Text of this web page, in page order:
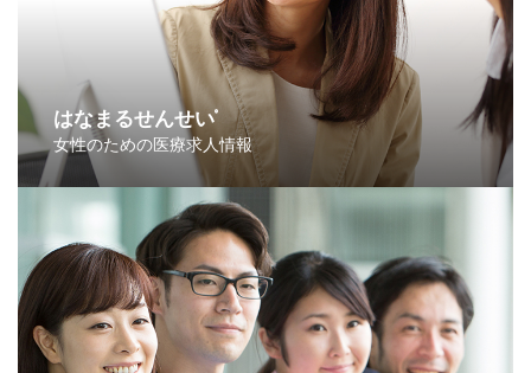
はなまるせんせい®
女性のための医療求人情報